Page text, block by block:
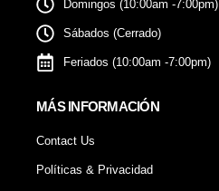
Domingos (10:00am -7:00pm)
Sábados (Cerrado)
Feriados (10:00am -7:00pm)
MÁS INFORMACIÓN
Contact Us
Políticas & Privacidad